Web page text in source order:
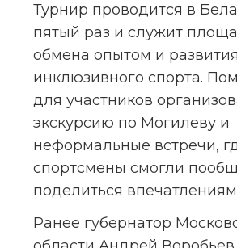
Турнир проводится в
пятый раз и служит
обмена опытом и развития
инклюзивного спорта.
для участников
экскурсию по Могилеву и
неформальные встречи,
спортсмены смогли
поделиться
Ранее губернатор